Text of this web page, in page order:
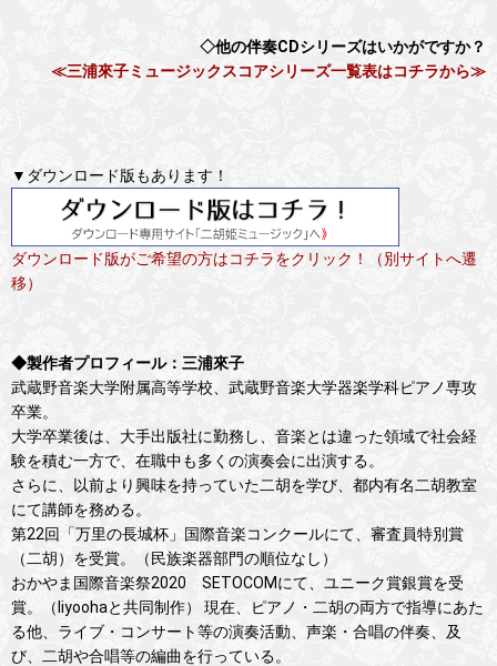
◇他の伴奏CDシリーズはいかがですか？
≪三浦來子ミュージックスコアシリーズ一覧表はコチラから≫
▼ダウンロード版もあります！
ダウンロード版がご希望の方はコチラをクリック！（別サイトへ遷
移）
◆製作者プロフィール：三浦來子
武蔵野音楽大学附属高等学校、武蔵野音楽大学器楽学科ピアノ専攻
卒業。
大学卒業後は、大手出版社に勤務し、音楽とは違った領域で社会経
験を積む一方で、在職中も多くの演奏会に出演する。
さらに、以前より興味を持っていた二胡を学び、都内有名二胡教室
にて講師を務める。
第22回「万里の長城杯」国際音楽コンクールにて、審査員特別賞
（二胡）を受賞。（民族楽器部門の順位なし）
おかやま国際音楽祭2020 SETOCOMにて、ユニーク賞銀賞を受
賞。（liyoohaと共同制作） 現在、ピアノ・二胡の両方で指導にあた
る他、ライブ・コンサート等の演奏活動、声楽・合唱の伴奏、及
び、二胡や合唱等の編曲を行っている。